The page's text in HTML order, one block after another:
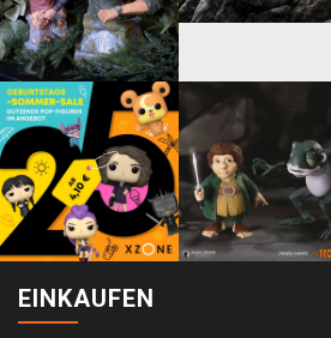
EINKAUFEN